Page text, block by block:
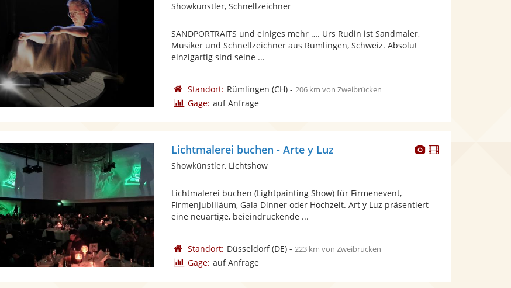
Showkünstler, Schnellzeichner
SANDPORTRAITS und einiges mehr …. Urs Rudin ist Sandmaler,
Musiker und Schnellzeichner aus Rümlingen, Schweiz. Absolut
einzigartig sind seine ...
Standort: Rümlingen (CH)- 206 km von Zweibrücken
Gage: auf Anfrage
Dieser
bereit.
Dieser
Lichtmalerei buchen - Arte y Luz
Showkünstler, Lichtshow
Lichtmalerei buchen (Lightpainting Show) für Firmenevent,
Firmenjubliläum, Gala Dinner oder Hochzeit. Art y Luz präsentiert
eine neuartige, beieindruckende ...
Standort: Düsseldorf(DE)- 223 km von Zweibrücken
Gage: auf Anfrage